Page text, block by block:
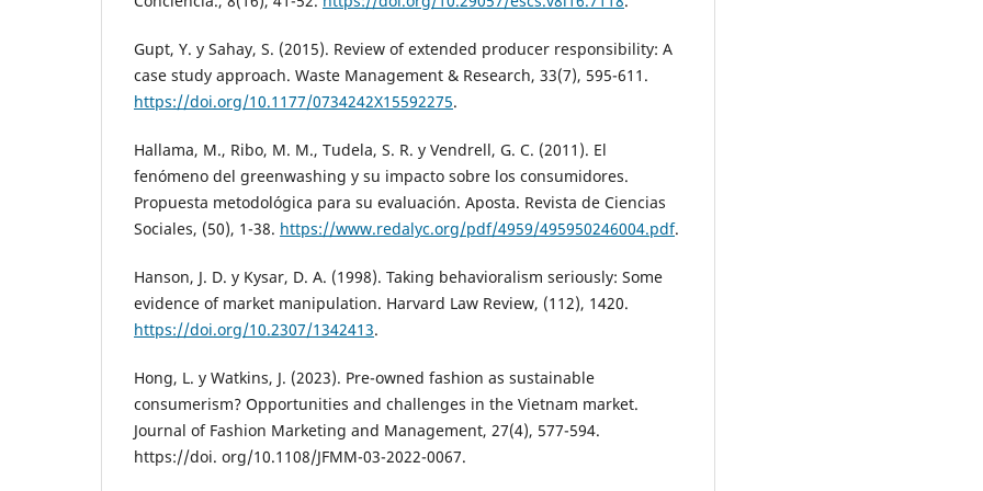
Gupt, Y. y Sahay, S. (2015). Review of extended producer responsibility: A
case study approach. Waste Management & Research, 33(7), 595-611.
https://doi.org/10.1177/0734242X15592275.
Hallama, M., Ribo, M. M., Tudela, S. R. y Vendrell, G. C. (2011). El
fenómeno del greenwashing y su impacto sobre los consumidores.
Propuesta metodológica para su evaluación. Aposta. Revista de Ciencias
Sociales, (50), 1-38. https://www.redalyc.org/pdf/4959/495950246004.pdf.
Hanson, J. D. y Kysar, D. A. (1998). Taking behavioralism seriously: Some
evidence of market manipulation. Harvard Law Review, (112), 1420.
https://doi.org/10.2307/1342413.
Hong, L. y Watkins, J. (2023). Pre-owned fashion as sustainable
consumerism? Opportunities and challenges in the Vietnam market.
Journal of Fashion Marketing and Management, 27(4), 577-594.
https://doi. org/10.1108/JFMM-03-2022-0067.